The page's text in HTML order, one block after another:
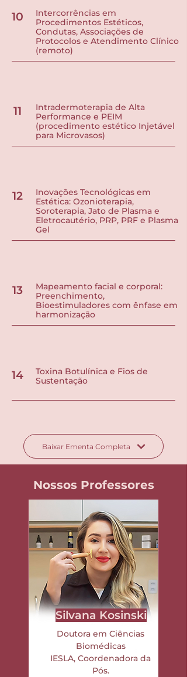
10
Intercorrências em
Procedimentos Estéticos,
Condutas, Associações de
Protocolos e Atendimento Clínico
(remoto)
11
Intradermoterapia de Alta
Performance e PEIM
(procedimento estético Injetável
para Microvasos)
12
Inovações Tecnológicas em
Estética: Ozonioterapia,
Soroterapia, Jato de Plasma e
Eletrocautério, PRP, PRF e Plasma
Gel
13
Mapeamento facial e corporal:
Preenchimento,
Bioestimuladores com ênfase em
harmonização
14
Toxina Botulínica e Fios de
Sustentação
Baixar Ementa Completa
Nossos Professores
Silvana Kosinski
Doutora em Ciências
Biomédicas
IESLA, Coordenadora da
Pós.